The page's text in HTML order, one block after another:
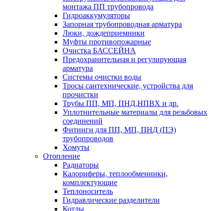
монтажа ПП трубопровода
Гидроаккумуляторы
Запорная трубопроводная арматура
Люки, дождеприемники
Муфты противопожарные
Очистка БАССЕЙНА
Предохранительная и регулирующая
арматура
Системы очистки воды
Тросы сантехнические, устройства для
прочистки
Трубы ПП, МП, ПНД,НПВХ и др.
Уплотнительные материалы для резьбовых
соединений
Фитинги для ПП, МП, ПНД (ПЭ)
трубопроводов
Хомуты
Отопление
Радиаторы
Калориферы, теплообменники,
комплектующие
Теплоноситель
Гидравлические разделители
Котлы